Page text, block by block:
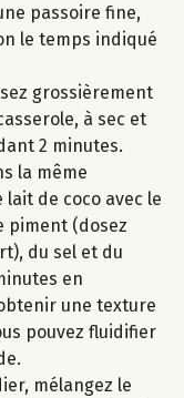
passoire fine,
le temps indiqué
grossièrement
à sec et
2 minutes.
la même
lait de coco avec le
piment (dosez
du sel et du
en
une texture
pouvez fluidifier
mélangez le